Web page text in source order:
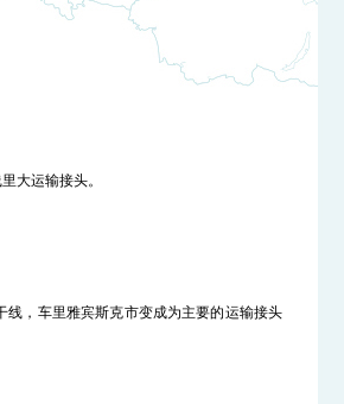
大运输接头。
线，车里雅宾斯克市变成为主要的运输接头